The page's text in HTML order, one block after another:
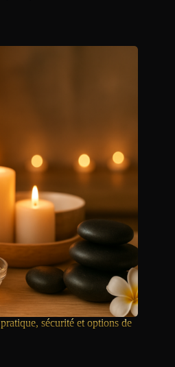
pratique, sécurité et options de